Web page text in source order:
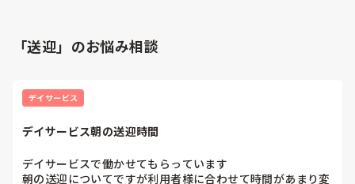
「送迎」のお悩み相談
デイサービス
デイサービス朝の送迎時間
デイサービスで働かせてもらっています
朝の送迎についてですが利用者様に合わせて時間があまり変